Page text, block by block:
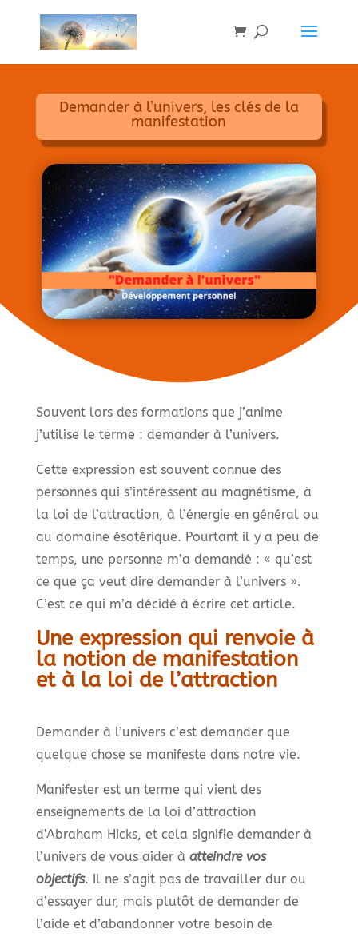
Demander à l’univers, les clés de la
manifestation
Souvent lors des formations que j’anime
j’utilise le terme : demander à l’univers.
Cette expression est souvent connue des
personnes qui s’intéressent au magnétisme, à
la loi de l’attraction, à l’énergie en général ou
au domaine ésotérique. Pourtant il y a peu de
temps, une personne m’a demandé : « qu’est
ce que ça veut dire demander à l’univers ».
C’est ce qui m’a décidé à écrire cet article.
Une expression qui renvoie à
la notion de manifestation
et à la loi de l’attraction
Demander à l’univers c’est demander que
quelque chose se manifeste dans notre vie.
Manifester est un terme qui vient des
enseignements de la loi d’attraction
d’Abraham Hicks, et cela signifie demander à
l’univers de vous aider à atteindre vos
objectifs. Il ne s’agit pas de travailler dur ou
d’essayer dur, mais plutôt de demander de
l’aide et d’abandonner votre besoin de